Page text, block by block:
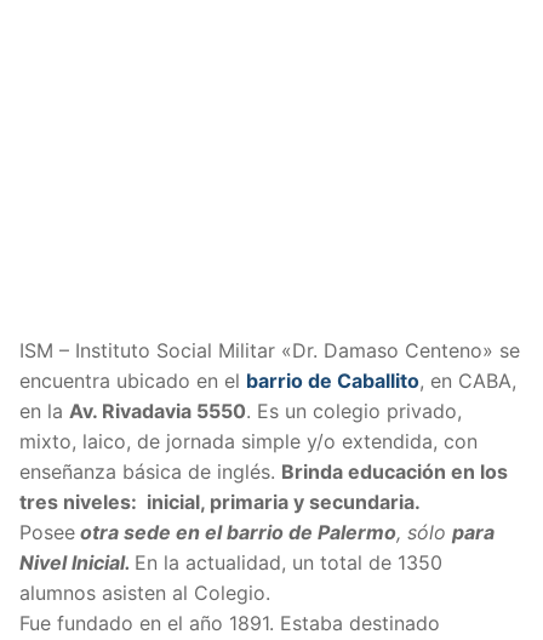
ISM – Instituto Social Militar «Dr. Damaso Centeno» se
encuentra ubicado en el barrio de Caballito, en CABA,
en la Av. Rivadavia 5550. Es un colegio privado,
mixto, laico, de jornada simple y/o extendida, con
enseñanza básica de inglés. Brinda educación en los
tres niveles: inicial, primaria y secundaria.
Posee otra sede en el barrio de Palermo, sólo para
Nivel Inicial. En la actualidad, un total de 1350
alumnos asisten al Colegio.
Fue fundado en el año 1891. Estaba destinado